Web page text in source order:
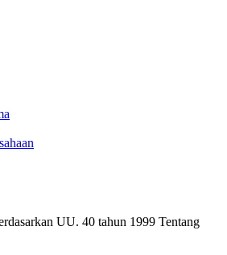
UU. 40 tahun 1999 Tentang